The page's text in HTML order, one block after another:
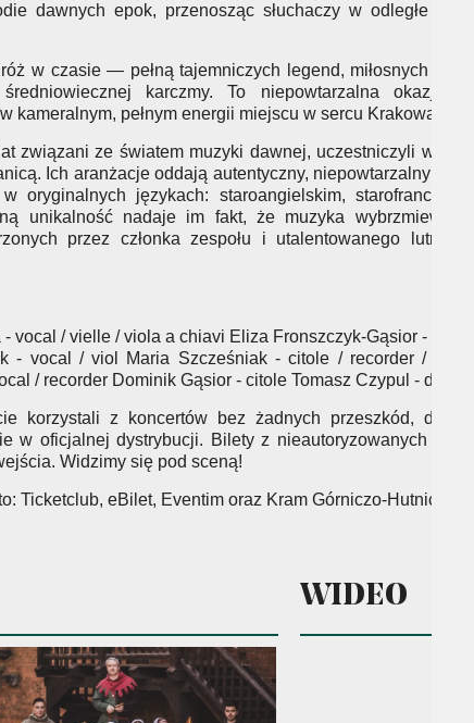
dawnych epok, przenosząc słuchaczy w odległe czasy
w czasie — pełną tajemniczych legend, miłosnych pieśni
karczmy. To niepowtarzalna okazja, by
pełnym energii miejscu w sercu Krakowa.
związani ze światem muzyki dawnej, uczestniczyli w wielu
Ich aranżacje oddają autentyczny, niepowtarzalny klimat
oryginalnych językach: staroangielskim, starofrancuskim,
unikalność nadaje im fakt, że muzyka wybrzmiewa na
przez członka zespołu i utalentowanego lutnika –
vocal / vielle / viola a chiavi Eliza Fronszczyk-Gąsior - vocal /
- vocal / viol Maria Szcześniak - citole / recorder / harp /
/ recorder Dominik Gąsior - citole Tomasz Czypul - drums
korzystali z koncertów bez żadnych przeszkód, dlatego
w oficjalnej dystrybucji. Bilety z nieautoryzowanych źródeł
Widzimy się pod sceną!
Ticketclub, eBilet, Eventim oraz Kram Górniczo-Hutniczy.
WIDEO